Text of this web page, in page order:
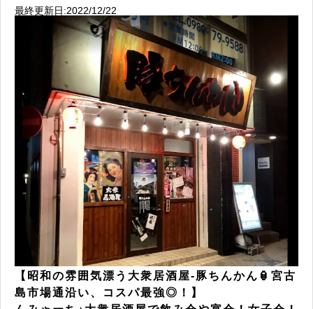
最終更新日:2022/12/22
【昭和の雰囲気漂う大衆居酒屋-豚ちんかん🏮宮古
島市場通沿い、コスパ最強◎！】